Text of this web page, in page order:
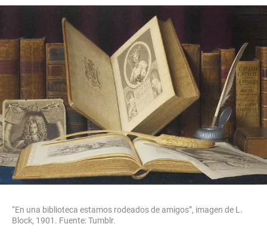
“En una biblioteca estamos rodeados de amigos”, imagen de L.
Block, 1901. Fuente: Tumblr.